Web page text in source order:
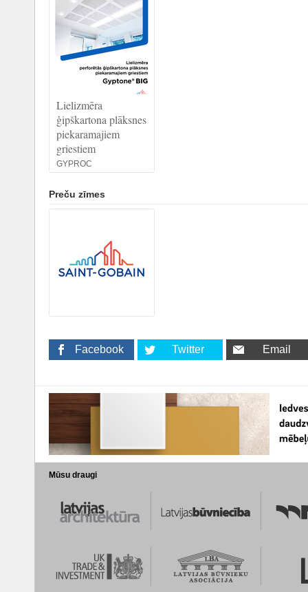
Lielizmēra
ģipškartona plāksnes
piekaramajiem
griestiem
GYPROC
Preču zīmes
Facebook Twitter Email
Mūsu draugi